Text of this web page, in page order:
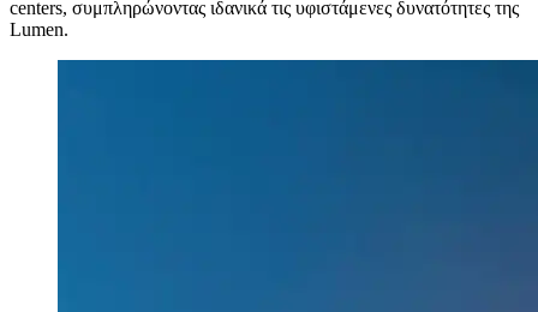
centers, συμπληρώνοντας ιδανικά τις υφιστάμενες δυνατότητες της
Lumen.